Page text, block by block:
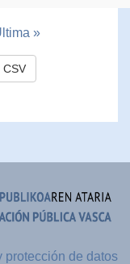
»
protección de datos